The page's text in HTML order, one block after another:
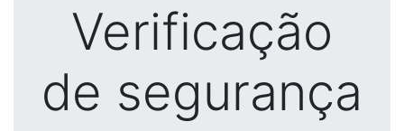
Verificação
de segurança